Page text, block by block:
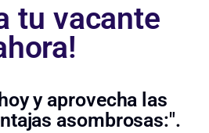
tu vacante
y aprovecha las
asombrosas:".